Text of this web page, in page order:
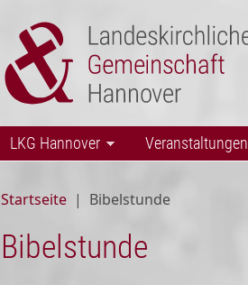
LKG Hannover Veranstaltungen
Startseite | Bibelstunde
Bibelstunde